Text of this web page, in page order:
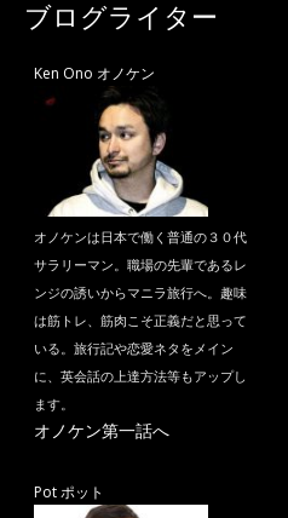
ブログライター
Ken Ono オノケン
オノケンは日本で働く普通の３０代
サラリーマン。職場の先輩であるレ
ンジの誘いからマニラ旅行へ。趣味
は筋トレ、筋肉こそ正義だと思って
いる。旅行記や恋愛ネタをメイン
に、英会話の上達方法等もアップし
ます。
オノケン第一話へ
Pot ポット